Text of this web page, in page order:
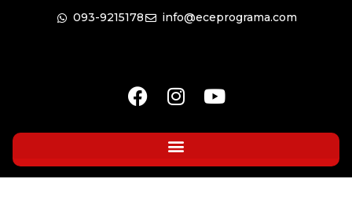
093-9215178 info@eceprograma.com